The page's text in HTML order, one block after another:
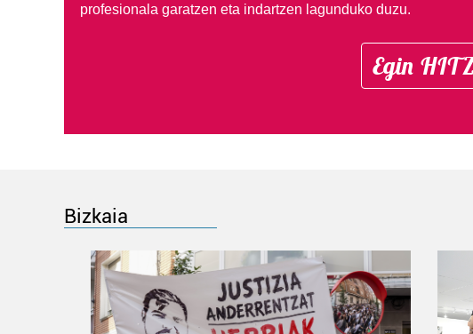
profesionala garatzen eta indartzen lagunduko duzu.
Egin
Bizkaia